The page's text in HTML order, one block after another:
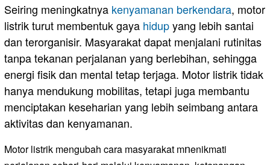
Seiring meningkatnya kenyamanan berkendara, motor
listrik turut membentuk gaya hidupyang lebih santai
dan terorganisir. Masyarakat dapat menjalani rutinitas
tanpa tekanan perjalanan yang berlebihan, sehingga
energi fisik dan mental tetap terjaga. Motor listrik tidak
hanya mendukung mobilitas, tetapi juga membantu
menciptakan keseharian yang lebih seimbang antara
aktivitas dan kenyamanan.
Motor listrik mengubah cara masyarakat mnenikmati